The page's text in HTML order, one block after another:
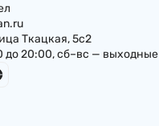
Ткацкая, 5с2
до 20:00, сб–вс — выходные